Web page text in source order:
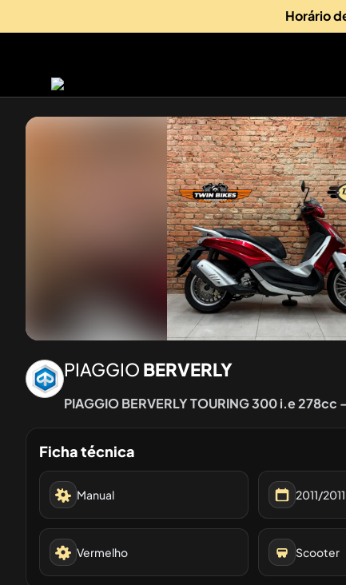
Horário
PIAGGIO BERVERLY
PIAGGIO BERVERLY TOURING 300 i.e 278cc
Ficha técnica
Manual 2011/2011
Vermelho Scooter